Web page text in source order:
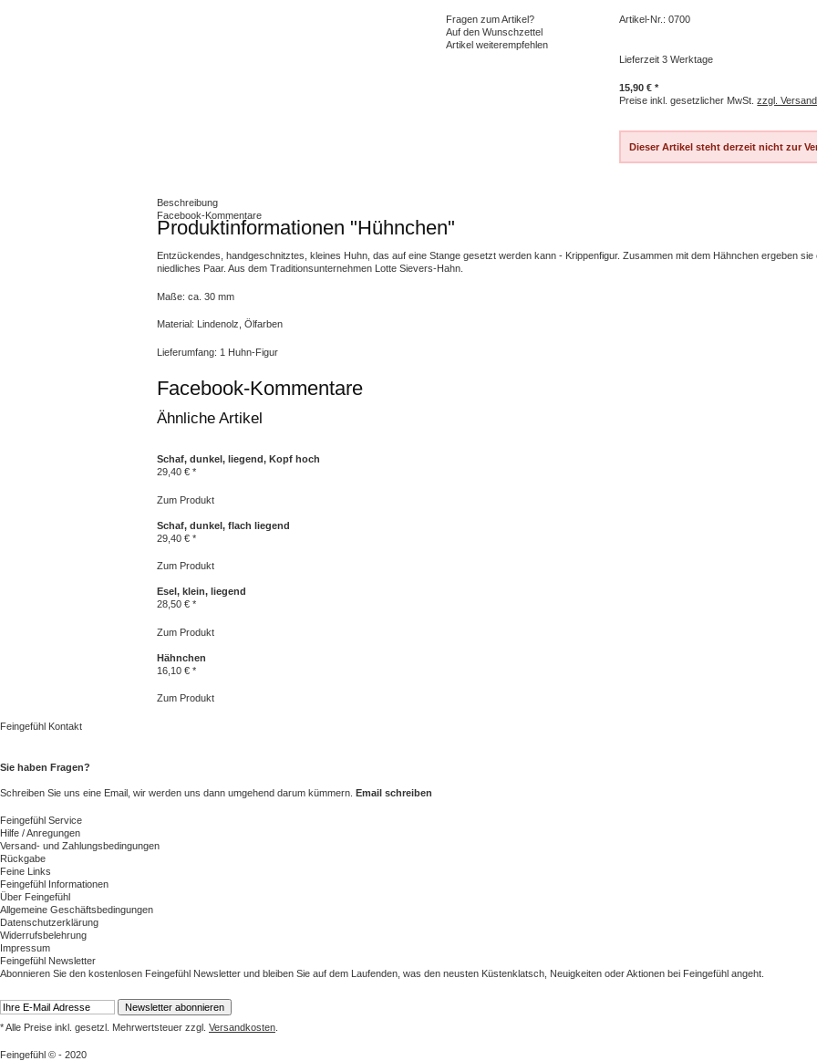
Fragen zum Artikel?
Auf den Wunschzettel
Artikel weiterempfehlen
Artikel-Nr.: 0700
Lieferzeit 3Werktage
15,90 € *
Preise inkl. gesetzlicher MwSt.zzgl.
Dieser Artikel steht derzeit nicht zur
Beschreibung
Facebook-Kommentare
Produktinformationen "Hühnchen"
Entzückendes, handgeschnitztes, kleines Huhn, das auf eine Stange gesetzt werden kann - Krippenfigur. Zusammen mit dem Hähnchen ergeben sie
niedliches Paar. Aus dem Traditionsunternehmen Lotte Sievers-Hahn.
Maße: ca. 30 mm
Material: Lindenolz, Ölfarben
Lieferumfang: 1 Huhn-Figur
Facebook-Kommentare
Ähnliche Artikel
Schaf, dunkel, liegend, Kopf hoch
29,40 € *
Zum Produkt
Schaf, dunkel, flach liegend
29,40 € *
Zum Produkt
Esel, klein, liegend
28,50 € *
Zum Produkt
Hähnchen
16,10 € *
Zum Produkt
Feingefühl Kontakt
Sie haben Fragen?
Schreiben Sie uns eine Email, wir werden uns dann umgehend darum kümmern. Email schreiben
Feingefühl Service
Hilfe / Anregungen
Versand- und Zahlungsbedingungen
Rückgabe
Feine Links
Feingefühl Informationen
Über Feingefühl
Allgemeine Geschäftsbedingungen
Datenschutzerklärung
Widerrufsbelehrung
Impressum
Feingefühl Newsletter
Abonnieren Sie den kostenlosen Feingefühl Newsletter und bleiben Sie auf dem Laufenden, was den neusten Küstenklatsch, Neuigkeiten oder Aktionen bei Feingefühl angeht.
* Alle Preise inkl. gesetzl. Mehrwertsteuer zzgl. Versandkosten
Feingefühl © - 2020